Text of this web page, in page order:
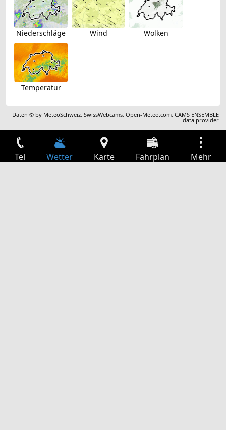
Niederschläge Wind Wolken
Temperatur
Daten © by MeteoSchweiz,SwissWebcams,Open-Meteo.com,CAMS ENSEMBLE
data provider
Tel Wetter Karte Fahrplan Mehr